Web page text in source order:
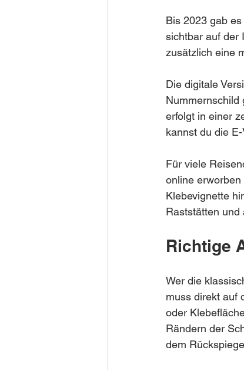
Bis 2023 gab
sichtbar auf der
zusätzlich eine
Die digitale
Nummernschild
erfolgt in einer
kannst du die
Für viele
online
Klebevignette
Raststätten und
Richtige
Wer die
muss direkt auf
oder
Rändern der
dem